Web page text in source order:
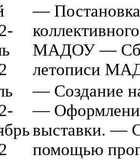
—
МАДОУ —
летописи
— Создание
—
выставки. —
помощью